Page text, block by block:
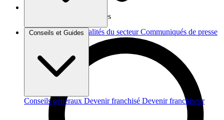
Brèves et actus Actualités du secteur Communiqués de presse
Conseils et Guides
Conseils généraux Devenir franchisé Devenir franchiseur
Vos données sont protégées